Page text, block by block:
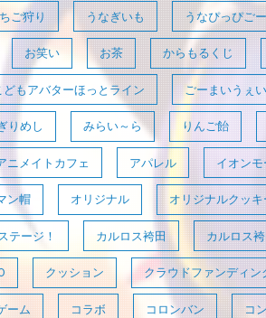
ご狩り うなぎいも うなぴっぴごー
お笑い お茶 からもるくじ
どもアバターほっとライン ごーまいうぇい
りめし みらい～ら りんご飴
ニメイトカフェ アパレル イオン
ン帽 オリジナル オリジナルクッキ
テージ！ カルロス袴田 カルロス袴
クッション クラウドファンディン
ーム コラボ コロンバン コ